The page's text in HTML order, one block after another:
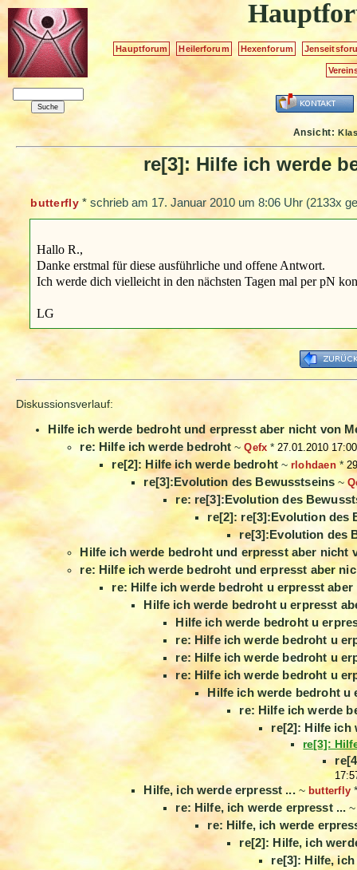
Hauptforum Heilerforum Hexenforum
Ansicht:
re[3]: Hilfe ich werde
butterfly* schrieb am 17. Januar 2010 um 8:06 Uhr(2133x
Hallo R.,
Danke erstmal für diese ausführliche und offene Antwort.
Ich werde dich vielleicht in den nächsten Tagen mal per pN
LG
Diskussionsverlauf:
Hilfe ich werde bedroht und erpresst aber nicht von
re: Hilfe ich werde bedroht ~Qefx *27.01.2010 17:00
re[2]: Hilfe ich werde bedroht~ rlohdaen*
re[3]:Evolution des Bewusstseins ~
re: re[3]:Evolution des
re[2]: re[3]:Evolution des
re[3]:Evolution des
Hilfe ich werde bedroht und erpresst aber nicht
re: Hilfe ich werde bedroht und erpresst aber
re: Hilfe ich werde bedroht u erpresst
Hilfe ich werde bedroht u erpresst
Hilfe ich werde bedroht u
re: Hilfe ich werde bedroht u
re: Hilfe ich werde bedroht u
re: Hilfe ich werde bedroht u
Hilfe ich werde bedroht u
re: Hilfe ich werde
re[2]: Hilfe ich
re[3]:
Hilfe, ich werde erpresst ...~ butterfly
re: Hilfe, ich werde erpresst ...
re: Hilfe, ich werde
re[2]: Hilfe, ich
re[3]: Hilfe,